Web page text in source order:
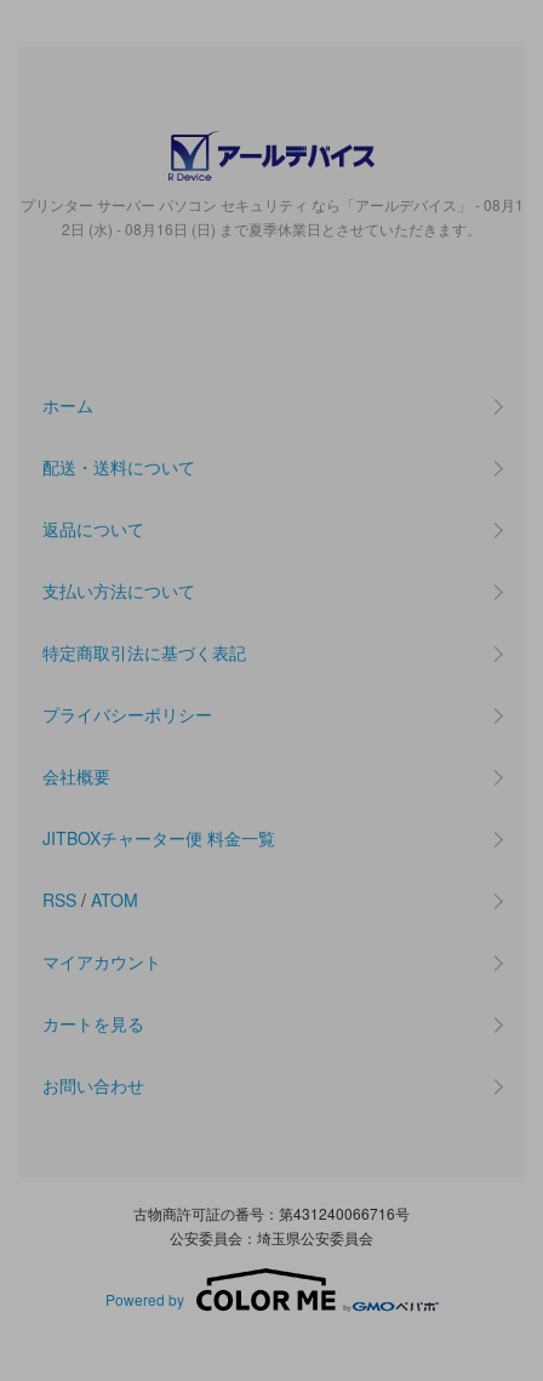
プリンター サーバー パソコン セキュリティ なら「アールデバイス」 - 08月1
2日 (水) - 08月16日 (日) まで夏季休業日とさせていただきます。
ホーム
配送・送料について
返品について
支払い方法について
特定商取引法に基づく表記
プライバシーポリシー
会社概要
JITBOXチャーター便 料金一覧
RSS / ATOM
マイアカウント
カートを見る
お問い合わせ
古物商許可証の番号：第431240066716号
公安委員会：埼玉県公安委員会
Powered by